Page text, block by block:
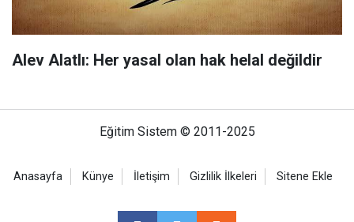
Alev Alatlı: Her yasal olan hak helal değildir
Eğitim Sistem © 2011-2025
Anasayfa Künye İletişim Gizlilik İlkeleri Sitene Ekle